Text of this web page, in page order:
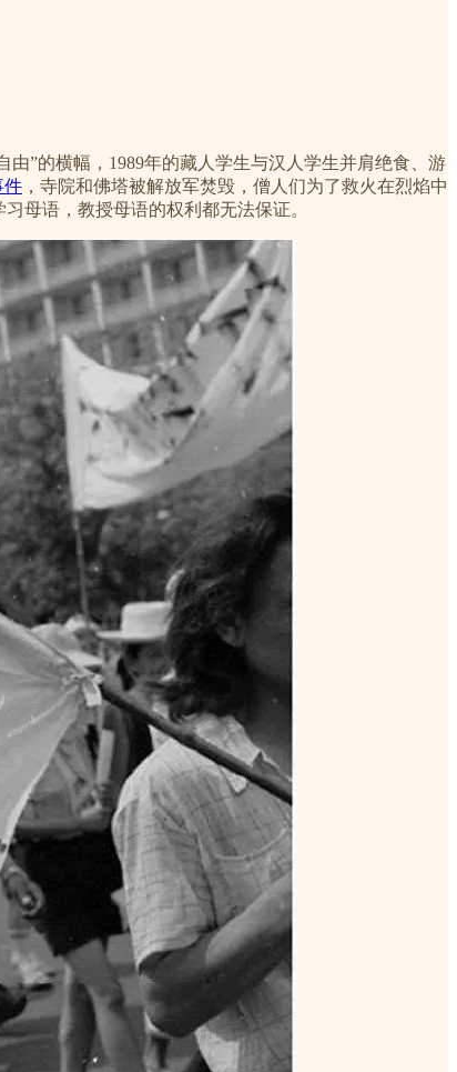
”的横幅，1989年的藏人学生与汉人学生并肩绝食、游
件 ，寺院和佛塔被解放军焚毁，僧人们为了救火在烈焰中
母语，教授母语的权利都无法保证。